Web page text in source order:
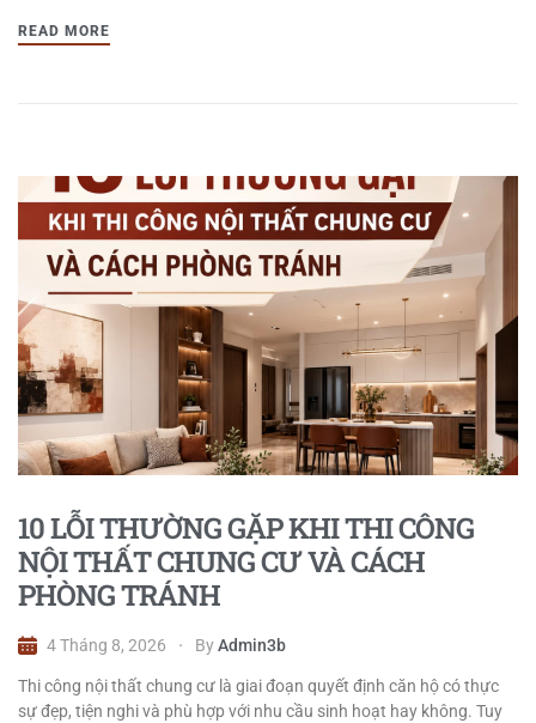
READ MORE
10 LỖI THƯỜNG GẶP KHI THI CÔNG
NỘI THẤT CHUNG CƯ VÀ CÁCH
PHÒNG TRÁNH
4 Tháng 8, 2026 ByAdmin3b
Thi công nội thất chung cư là giai đoạn quyết định căn hộ có thực
sự đẹp, tiện nghi và phù hợp với nhu cầu sinh hoạt hay không. Tuy